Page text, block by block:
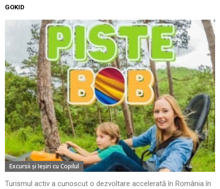
GOKID
Excursii şi Ieşiri cu Copilul
Turismul activ a cunoscut o dezvoltare accelerată în România în